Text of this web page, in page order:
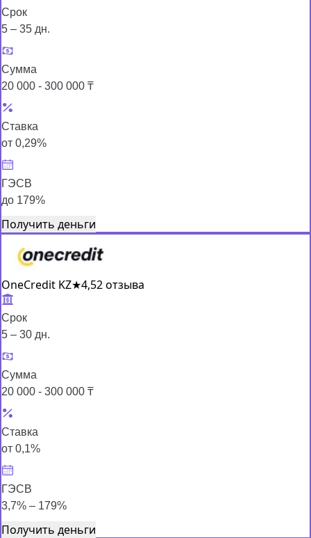
Срок
5 – 35 дн.
Сумма
20 000 - 300 000 ₸
Ставка
от 0,29%
ГЭСВ
до 179%
Получить деньги
OneCredit KZ★4,52 отзыва
Срок
5 – 30 дн.
Сумма
20 000 - 300 000 ₸
Ставка
от 0,1%
ГЭСВ
3,7% – 179%
Получить деньги